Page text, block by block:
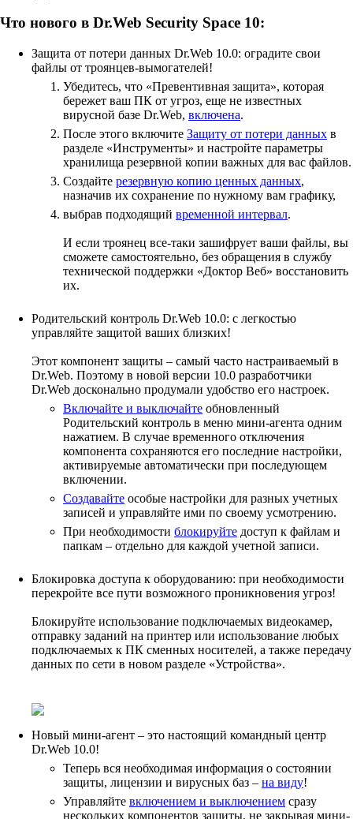
Что нового в Dr.Web Security Space 10:
Защита от потери данных Dr.Web 10.0: оградите свои
файлы от троянцев-вымогателей!
Убедитесь, что «Превентивная защита», которая
бережет ваш ПК от угроз, еще не известных
вирусной базе Dr.Web, включена.
После этого включите Защиту от потери данных в
разделе «Инструменты» и настройте параметры
хранилища резервной копии важных для вас файлов.
Создайте резервную копию ценных данных,
назначив их сохранение по нужному вам графику,
выбрав подходящий временной интервал.
И если троянец все-таки зашифрует ваши файлы, вы
сможете самостоятельно, без обращения в службу
технической поддержки «Доктор Веб» восстановить
их.
Родительский контроль Dr.Web 10.0: с легкостью
управляйте защитой ваших близких!
Этот компонент защиты – самый часто настраиваемый в
Dr.Web. Поэтому в новой версии 10.0 разработчики
Dr.Web досконально продумали удобство его настроек.
Включайте и выключайте обновленный
Родительский контроль в меню мини-агента одним
нажатием. В случае временного отключения
компонента сохраняются его последние настройки,
активируемые автоматически при последующем
включении.
Создавайте особые настройки для разных учетных
записей и управляйте ими по своему усмотрению.
При необходимости блокируйте доступ к файлам и
папкам – отдельно для каждой учетной записи.
Блокировка доступа к оборудованию: при необходимости
перекройте все пути возможного проникновения угроз!
Блокируйте использование подключаемых видеокамер,
отправку заданий на принтер или использование любых
подключаемых к ПК сменных носителей, а также передачу
данных по сети в новом разделе «Устройства».
Новый мини-агент – это настоящий командный центр
Dr.Web 10.0!
Теперь вся необходимая информация о состоянии
защиты, лицензии и вирусных баз – на виду!
Управляйте включением и выключением сразу
нескольких компонентов защиты, не закрывая мини-